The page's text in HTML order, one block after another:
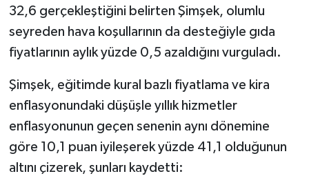
32,6 gerçekleştiğini belirten Şimşek, olumlu
seyreden hava koşullarının da desteğiyle gıda
fiyatlarının aylık yüzde 0,5 azaldığını vurguladı.
Şimşek, eğitimde kural bazlı fiyatlama ve kira
enflasyonundaki düşüşle yıllık hizmetler
enflasyonunun geçen senenin aynı dönemine
göre 10,1 puan iyileşerek yüzde 41,1 olduğunun
altını çizerek, şunları kaydetti: